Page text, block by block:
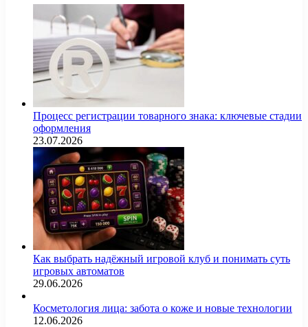
Процесс регистрации товарного знака: ключевые стадии
оформления
23.07.2026
Как выбрать надёжный игровой клуб и понимать суть
игровых автоматов
29.06.2026
Косметология лица: забота о коже и новые технологии
12.06.2026